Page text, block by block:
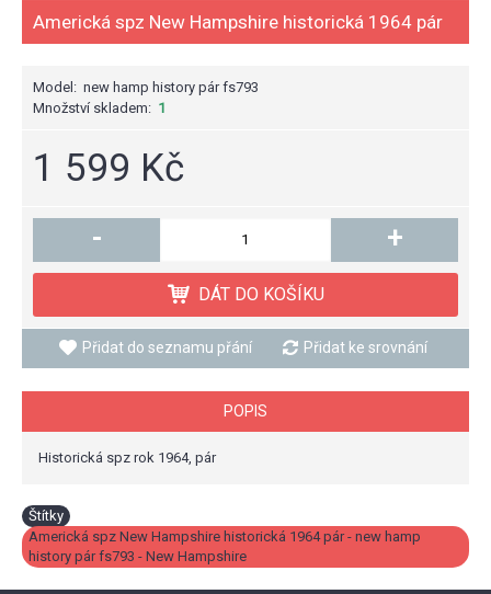
Americká spz New Hampshire historická 1964 pár
Model: new hamp history pár fs793
Množství skladem: 1
1 599 Kč
- +
DÁT DO KOŠÍKU
Přidat do seznamu přání Přidat ke srovnání
POPIS
Historická spz rok 1964, pár
Štítky
Americká spz New Hampshire historická 1964 pár - new hamp
history pár fs793 - New Hampshire